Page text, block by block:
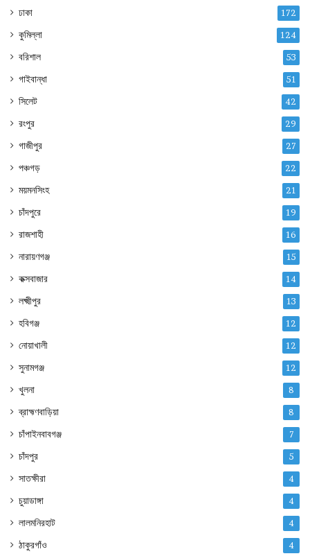
ঢাকা 172
কুমিল্লা 124
বরিশাল 53
গাইবান্ধা 51
সিলেট 42
রংপুর 29
গাজীপুর 27
পঞ্চগড় 22
ময়মনসিংহ 21
চাঁদপুরে 19
রাজশাহী 16
নারায়ণগঞ্জ 15
কক্সবাজার 14
লক্ষ্মীপুর 13
হবিগঞ্জ 12
নোয়াখালী 12
সুনামগঞ্জ 12
খুলনা 8
ব্রাহ্মণবাড়িয়া 8
চাঁপাইনবাবগঞ্জ 7
চাঁদপুর 5
সাতক্ষীরা 4
চুয়াডাঙ্গা 4
লালমনিরহাট 4
ঠাকুরগাঁও 4